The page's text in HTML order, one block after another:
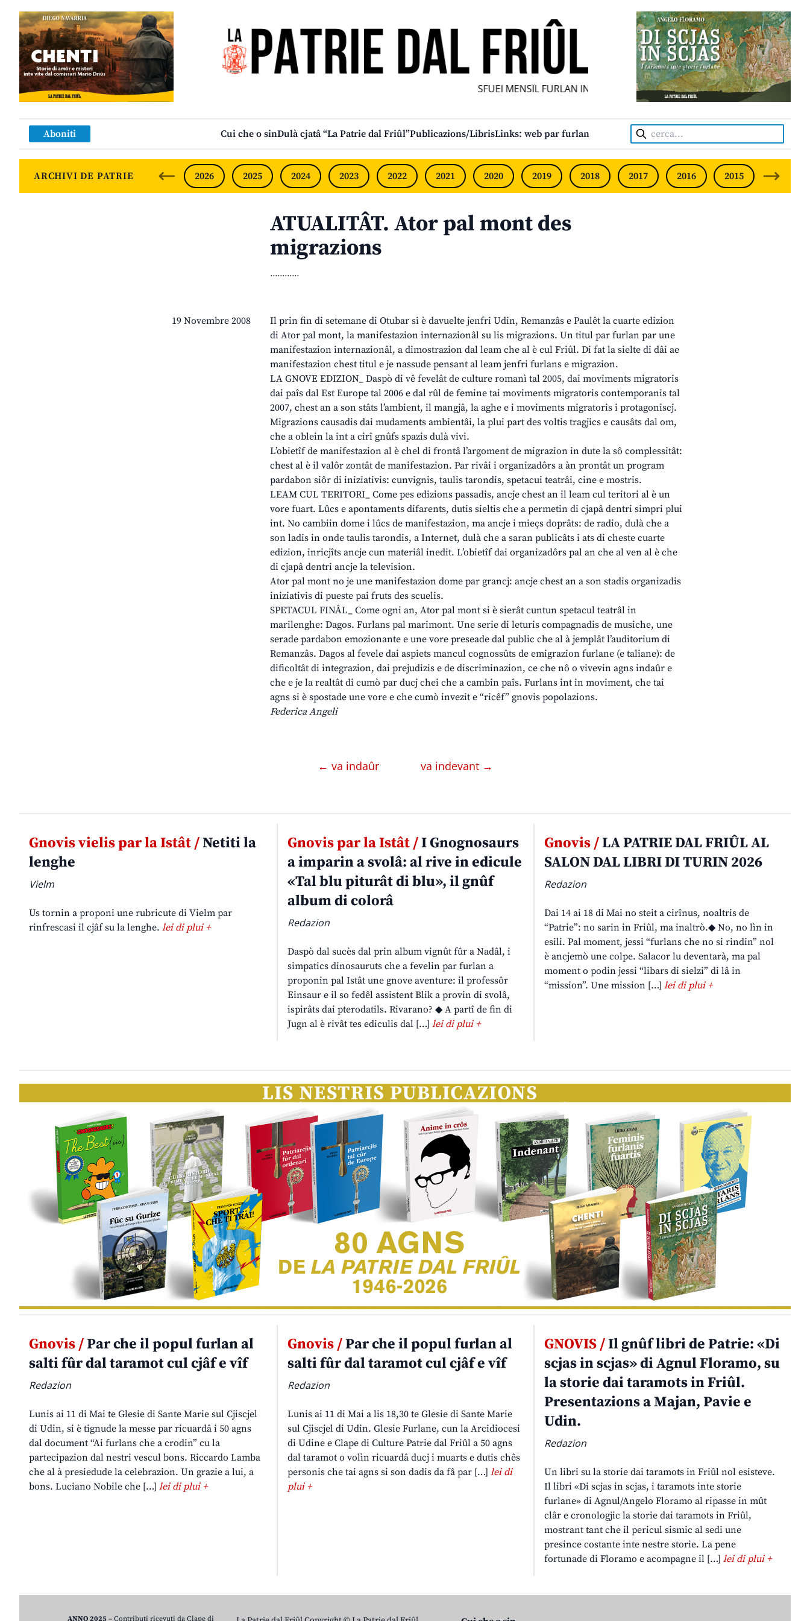
SFUEI MENSÎL FURLAN INDIPENDENT • INDEPENDENT FRIULIAN
Aboniti Cui che o sinDulà cjatâ “La Patrie dal Friûl”Publicazions/LibrisLinks: web par furlan Cerca:
ARCHIVI DE PATRIE 2026 2025 2024 2023 2022 2021 2020 2019 2018 2017 2016 2015 2014
ATUALITÂT. Ator pal mont des
migrazions
............
19 Novembre 2008
Il prin fin di setemane di Otubar si è davuelte jenfri Udin, Remanzâs e Paulêt la cuarte edizion
di Ator pal mont, la manifestazion internazionâl su lis migrazions. Un titul par furlan par une
manifestazion internazionâl, a dimostrazion dal leam che al è cul Friûl. Di fat la sielte di dâi ae
manifestazion chest titul e je nassude pensant al leam jenfri furlans e migrazion.
LA GNOVE EDIZION_ Daspò di vê fevelât de culture romanì tal 2005, dai moviments migratoris
dai paîs dal Est Europe tal 2006 e dal rûl de femine tai moviments migratoris contemporanis tal
2007, chest an a son stâts l’ambient, il mangjâ, la aghe e i moviments migratoris i protagoniscj.
Migrazions causadis dai mudaments ambientâi, la plui part des voltis tragjics e causâts dal om,
che a oblein la int a cirî gnûfs spazis dulà vivi.
L’obietîf de manifestazion al è chel di frontâ l’argoment de migrazion in dute la sô complessitât:
chest al è il valôr zontât de manifestazion. Par rivâi i organizadôrs a àn prontât un program
pardabon siôr di iniziativis: cunvignis, taulis tarondis, spetacui teatrâi, cine e mostris.
LEAM CUL TERITORI_ Come pes edizions passadis, ancje chest an il leam cul teritori al è un
vore fuart. Lûcs e apontaments difarents, dutis sieltis che a permetin di cjapâ dentri simpri plui
int. No cambiin dome i lûcs de manifestazion, ma ancje i mieçs doprâts: de radio, dulà che a
son ladis in onde taulis tarondis, a Internet, dulà che a saran publicâts i ats di cheste cuarte
edizion, inricjîts ancje cun materiâl inedit. L’obietîf dai organizadôrs pal an che al ven al è che
di cjapâ dentri ancje la television.
Ator pal mont no je une manifestazion dome par grancj: ancje chest an a son stadis organizadis
iniziativis di pueste pai fruts des scuelis.
SPETACUL FINÂL_ Come ogni an, Ator pal mont si è sierât cuntun spetacul teatrâl in
marilenghe: Dagos. Furlans pal marimont. Une serie di leturis compagnadis de musiche, une
serade pardabon emozionante e une vore preseade dal public che al à jemplât l’auditorium di
Remanzâs. Dagos al fevele dai aspiets mancul cognossûts de emigrazion furlane (e taliane): de
dificoltât di integrazion, dai prejudizis e de discriminazion, ce che nô o vivevin agns indaûr e
che e je la realtât di cumò par ducj chei che a cambin paîs. Furlans int in moviment, che tai
agns si è spostade une vore e che cumò invezit e “ricêf” gnovis popolazions.
Federica Angeli
← va indaûr va indevant →
Gnovis vielis par la Istât /Netiti la
lenghe
Vielm
Us tornin a proponi une rubricute di Vielm par
rinfrescasi il cjâf su la lenghe. lei di plui +
Gnovis par la Istât /I Gnognosaurs
a imparin a svolâ: al rive in edicule
«Tal blu piturât di blu», il gnûf
album di colorâ
Redazion
Daspò dal sucès dal prin album vignût fûr a Nadâl, i
simpatics dinosauruts che a fevelin par furlan a
proponin pal Istât une gnove aventure: il professôr
Einsaur e il so fedêl assistent Blik a provin di svolâ,
ispirâts dai pterodatils. Rivarano? ◆ A partî de fin di
Jugn al è rivât tes ediculis dal […] lei di plui +
Gnovis /LA PATRIE DAL FRIÛL AL
SALON DAL LIBRI DI TURIN 2026
Redazion
Dai 14 ai 18 di Mai no steit a cirînus, noaltris de
“Patrie”: no sarin in Friûl, ma inaltrò.◆ No, no lìn in
esili. Pal moment, jessi “furlans che no si rindin” nol
è ancjemò une colpe. Salacor lu deventarà, ma pal
moment o podin jessi “libars di sielzi” di lâ in
“mission”. Une mission […]lei di plui +
Gnovis /Par che il popul furlan al
salti fûr dal taramot cul cjâf e vîf
Redazion
Lunis ai 11 di Mai te Glesie di Sante Marie sul Cjiscjel
di Udin, si è tignude la messe par ricuardâ i 50 agns
dal document “Ai furlans che a crodin” cu la
partecipazion dal nestri vescul bons. Riccardo Lamba
che al à presiedude la celebrazion. Un grazie a lui, a
bons. Luciano Nobile che […] lei di plui +
Gnovis /Par che il popul furlan al
salti fûr dal taramot cul cjâf e vîf
Redazion
Lunis ai 11 di Mai a lis 18,30 te Glesie di Sante Marie
sul Cjiscjel di Udin. Glesie Furlane, cun la Arcidiocesi
di Udine e Clape di Culture Patrie dal Friûl a 50 agns
dal taramot o volìn ricuardâ ducj i muarts e dutis chês
personis che tai agns si son dadis da fâ par […] lei di
plui +
GNOVIS /Il gnûf libri de Patrie: «Di
scjas in scjas» di Agnul Floramo, su
la storie dai taramots in Friûl.
Presentazions a Majan, Pavie e
Udin.
Redazion
Un libri su la storie dai taramots in Friûl nol esisteve.
Il libri «Di scjas in scjas, i taramots inte storie
furlane» di Agnul/Angelo Floramo al ripasse in mût
clâr e cronologjic la storie dai taramots in Friûl,
mostrant tant che il pericul sismic al sedi une
presince costante inte nestre storie. La pene
fortunade di Floramo e acompagne il […]lei di plui +
ANNO 2025 – Contributi ricevuti da Clape di